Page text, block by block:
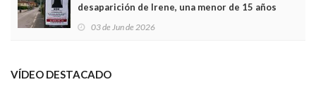
desaparición de Irene, una menor de 15 años
03 de Jun de 2026
VÍDEO DESTACADO